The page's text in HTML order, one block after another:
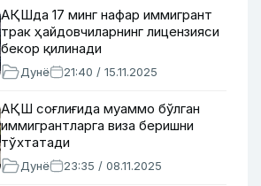
АҚШда 17 минг нафар иммигрант
трак ҳайдовчиларнинг лицензияси
бекор қилинади
Дунё 21:40 / 15.11.2025
АҚШ соғлиғида муаммо бўлган
иммигрантларга виза беришни
тўхтатади
Дунё 23:35 / 08.11.2025